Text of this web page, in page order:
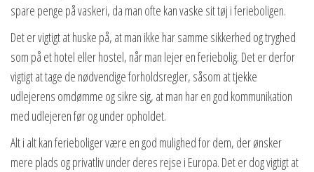
spare penge på vaskeri, da man ofte kan vaske sit tøj i ferieboligen.
Det er vigtigt at huske på, at man ikke har samme sikkerhed og tryghed
som på et hotel eller hostel, når man lejer en feriebolig. Det er derfor
vigtigt at tage de nødvendige forholdsregler, såsom at tjekke
udlejerens omdømme og sikre sig, at man har en god kommunikation
med udlejeren før og under opholdet.
Alt i alt kan ferieboliger være en god mulighed for dem, der ønsker
mere plads og privatliv under deres rejse i Europa. Det er dog vigtigt at